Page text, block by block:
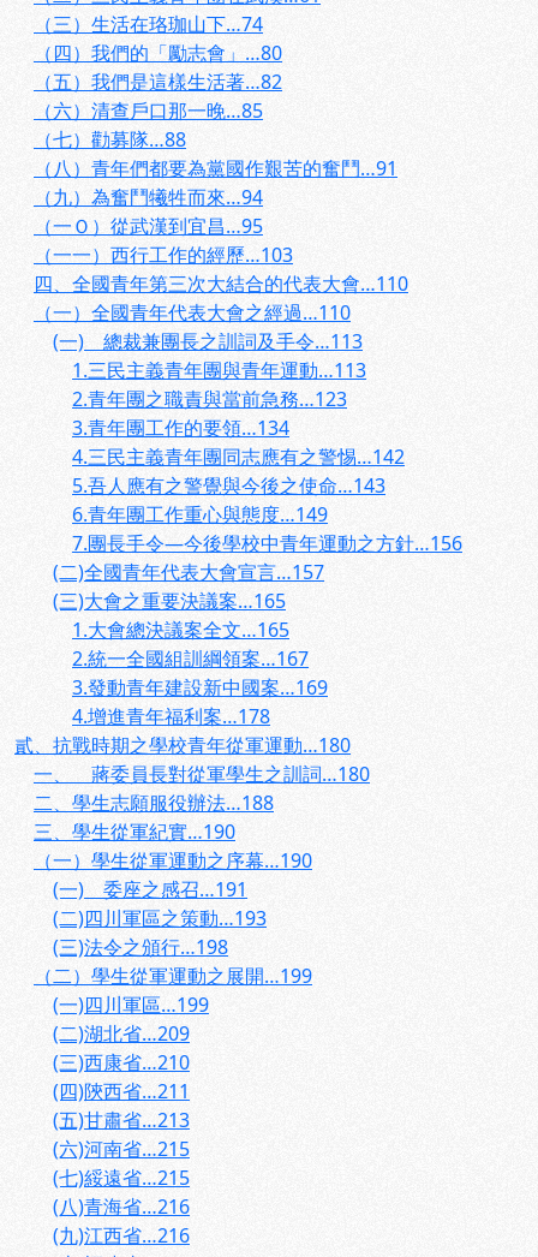
（三）生活在珞珈山下…74
（四）我們的「勵志會」…80
（五）我們是這樣生活著…82
（六）清查戶口那一晚…85
（七）勸募隊…88
（八）青年們都要為黨國作艱苦的奮鬥…91
（九）為奮鬥犧牲而來…94
（一Ｏ）從武漢到宜昌…95
（一一）西行工作的經歷…103
四、全國青年第三次大結合的代表大會…110
（一）全國青年代表大會之經過…110
(一) 總裁兼團長之訓詞及手令…113
1.三民主義青年團與青年運動…113
2.青年團之職責與當前急務…123
3.青年團工作的要領…134
4.三民主義青年團同志應有之警惕…142
5.吾人應有之警覺與今後之使命…143
6.青年團工作重心與態度…149
7.團長手令—今後學校中青年運動之方針…156
(二)全國青年代表大會宣言…157
(三)大會之重要決議案…165
1.大會總決議案全文…165
2.統一全國組訓綱領案…167
3.發動青年建設新中國案…169
4.增進青年福利案…178
貳、抗戰時期之學校青年從軍運動…180
一、 蔣委員長對從軍學生之訓詞…180
二、學生志願服役辦法…188
三、學生從軍紀實…190
（一）學生從軍運動之序幕…190
(一) 委座之感召…191
(二)四川軍區之策動…193
(三)法令之頒行…198
（二）學生從軍運動之展開…199
(一)四川軍區…199
(二)湖北省…209
(三)西康省…210
(四)陝西省…211
(五)甘肅省…213
(六)河南省…215
(七)綏遠省…215
(八)青海省…216
(九)江西省…216